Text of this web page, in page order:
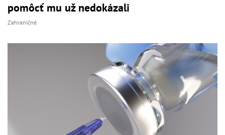
pomôcť mu už nedokázali
Zahraničné